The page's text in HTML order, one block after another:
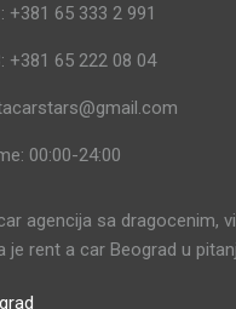
+381 65 333 2 991
+381 65 222 08 04
00:00-24:00
agencija sa dragocenim,
je rent a car Beograd u